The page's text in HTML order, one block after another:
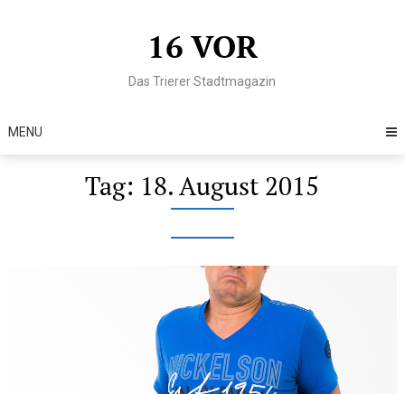
16 VOR
Das Trierer Stadtmagazin
MENU
Tag: 18. August 2015